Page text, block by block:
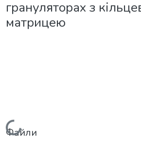
грануляторах з
матрицею
Файли